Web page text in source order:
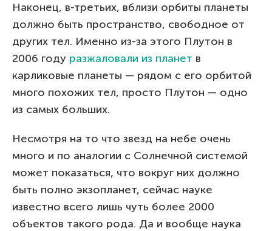
Наконец, в-третьих, вблизи орбиты планеты
должно быть пространство, свободное от
других тел. Именно из-за этого Плутон в
2006 году разжаловали из планет в
карликовые планеты — рядом с его орбитой
много похожих тел, просто Плутон — одно
из самых больших.
Несмотря на то что звезд на небе очень
много и по аналогии с Солнечной системой
может показаться, что вокруг них должно
быть полно экзопланет, сейчас науке
известно всего лишь чуть более 2000
объектов такого рода. Да и вообще наука